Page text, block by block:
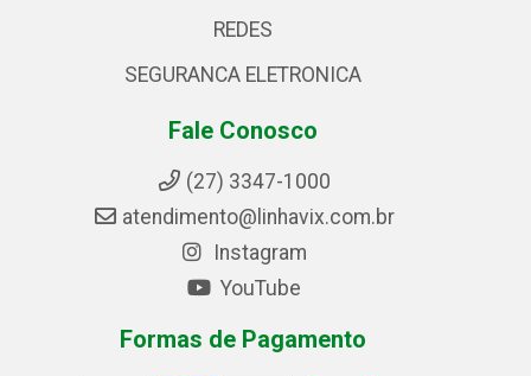
REDES
SEGURANCA ELETRONICA
Fale Conosco
(27) 3347-1000
atendimento@linhavix.com.br
Instagram
YouTube
Formas de Pagamento